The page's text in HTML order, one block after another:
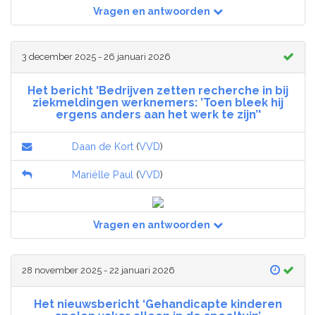
Vragen en antwoorden
3 december 2025 - 26 januari 2026
Het bericht 'Bedrijven zetten recherche in bij
ziekmeldingen werknemers: ’Toen bleek hij
ergens anders aan het werk te zijn’'
Daan de Kort (VVD)
Mariëlle Paul (VVD)
Vragen en antwoorden
28 november 2025 - 22 januari 2026
Het nieuwsbericht ‘Gehandicapte kinderen